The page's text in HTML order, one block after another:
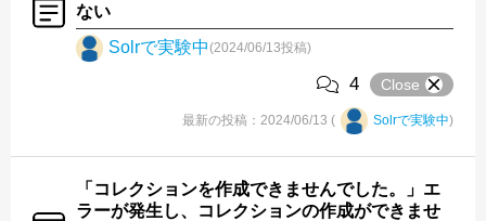
ない
Solrで実験中(2024/06/13投稿)
4 Close
最新の投稿：2024/06/13 ( Solrで実験中)
「コレクションを作成できませんでした。」エ
ラーが発生し、コレクションの作成ができませ